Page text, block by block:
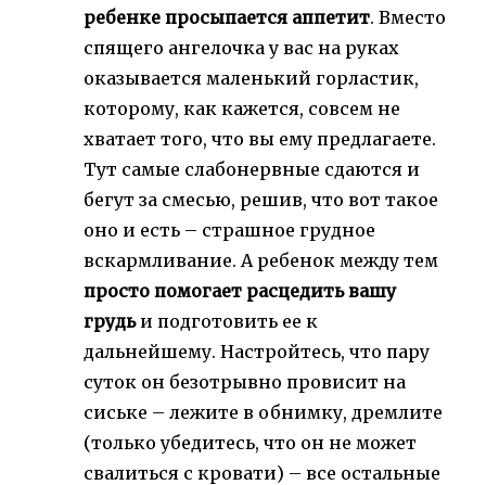
ребенке просыпается аппетит. Вместо
спящего ангелочка у вас на руках
оказывается маленький горластик,
которому, как кажется, совсем не
хватает того, что вы ему предлагаете.
Тут самые слабонервные сдаются и
бегут за смесью, решив, что вот такое
оно и есть – страшное грудное
вскармливание. А ребенок между тем
просто помогает расцедить вашу
грудьи подготовить ее к
дальнейшему. Настройтесь, что пару
суток он безотрывно провисит на
сиське – лежите в обнимку, дремлите
(только убедитесь, что он не может
свалиться с кровати) – все остальные